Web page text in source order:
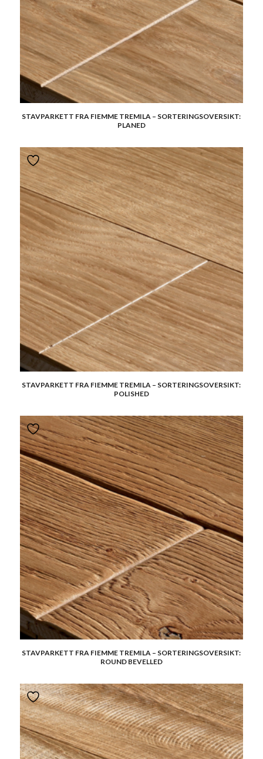
STAVPARKETT FRA FIEMME TREMILA – SORTERINGSOVERSIKT:
PLANED
STAVPARKETT FRA FIEMME TREMILA – SORTERINGSOVERSIKT:
POLISHED
STAVPARKETT FRA FIEMME TREMILA – SORTERINGSOVERSIKT:
ROUND BEVELLED